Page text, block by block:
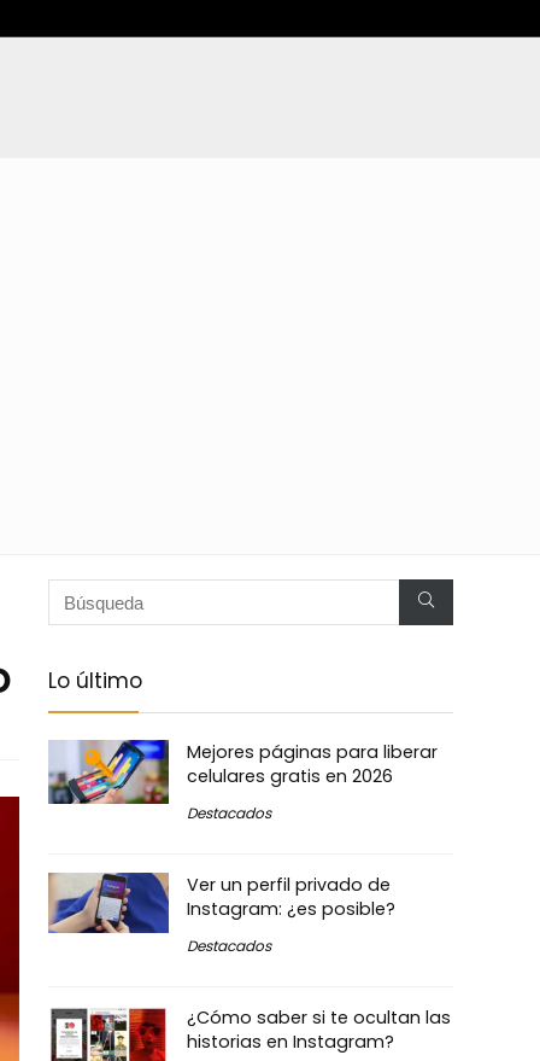
Lo último
Mejores páginas para liberar
celulares gratis en 2026
Destacados
Ver un perfil privado de
Instagram: ¿es posible?
Destacados
¿Cómo saber si te ocultan las
historias en Instagram?